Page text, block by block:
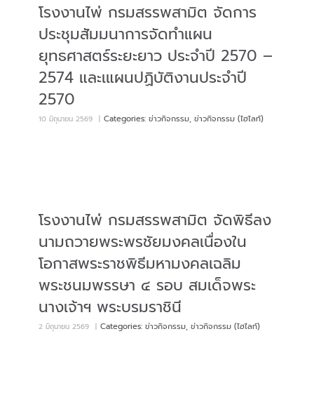
โรงงานไพ่ กรมสรรพสามิต จัดการ
ประชุมสัมมนาการจัดทำแผน
ยุทธศาสตร์ระยะยาว ประจำปี 2570 –
2574 และเแผนปฏิบัติงานประจำปี
2570
10 มิถุนายน 2569 Categories: ข่าวกิจกรรม, ข่าวกิจกรรม (ไฮไลท์)
โรงงานไพ่ กรมสรรพสามิต จัดพิธีลง
นามถวายพระพรชัยมงคลเนื่องใน
โอกาสพระราชพิธีมหามงคลเฉลิม
พระชนมพรรษา ๔ รอบ สมเด็จพระ
นางเจ้าฯ พระบรมราชินี
2 มิถุนายน 2569 Categories: ข่าวกิจกรรม, ข่าวกิจกรรม (ไฮไลท์)